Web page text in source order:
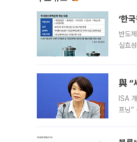
‘한
반도
실효
與 “
ISA
프닝”